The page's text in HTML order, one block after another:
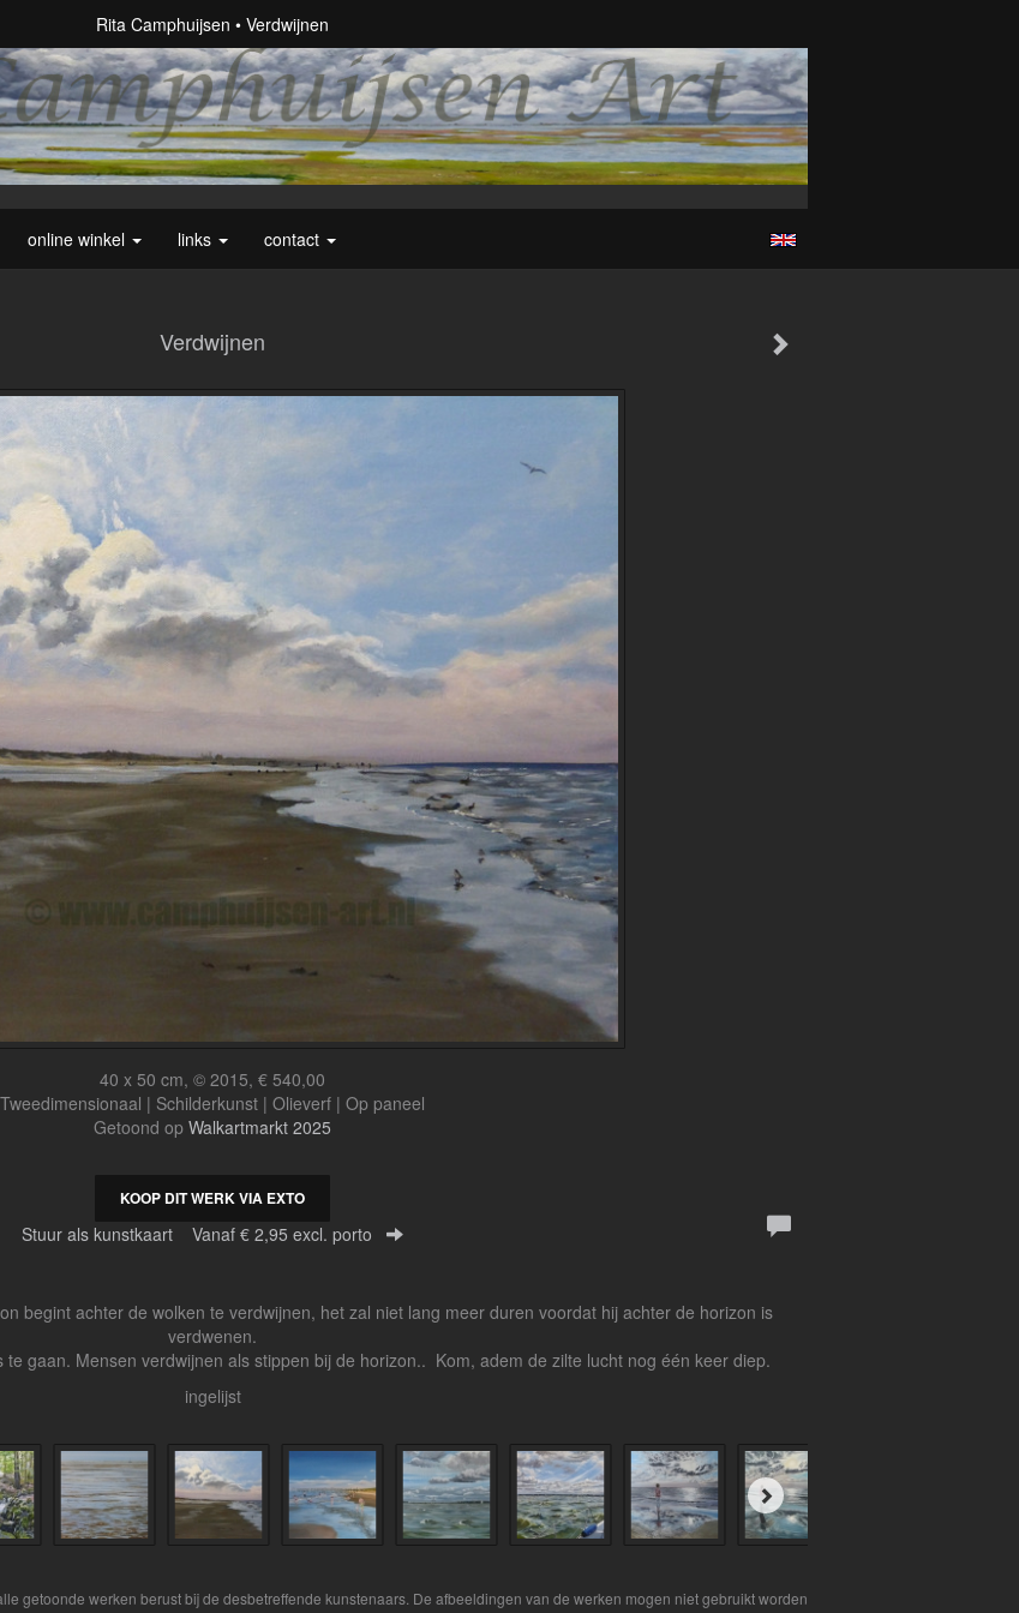
Rita Camphuijsen Verdwijnen
online winkel links contact
Verdwijnen
40 x 50 cm, © 2015, € 540,00
Tweedimensionaal | Schilderkunst | Olieverf | Op paneel
Getoond op Walkartmarkt 2025
KOOP DIT WERK VIA EXTO
Stuur als kunstkaart Vanaf € 2,95 excl. porto
begint achter de wolken te verdwijnen, het zal niet lang meer duren voordat hij achter de horizon is
verdwenen.
gaan. Mensen verdwijnen als stippen bij de horizon.. Kom, adem de zilte lucht nog één keer diep.
ingelijst
getoonde werken berust bij de desbetreffende kunstenaars. De afbeeldingen van de werken mogen niet gebruikt worden